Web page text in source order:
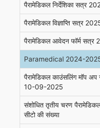
पैरामेडिकल निर्देशिका
पैरामेडिकल विज्ञाप्ति सत्र
पैरामेडिकल आवेदन फॉर्म
Paramedical 2024-
पैरामेडिकल काउंसलिंग मॉप अप
10-09-2025
संशोधित तृतीय चरण
सीटो की संख्या